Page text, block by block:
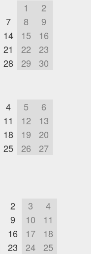
1
2
7 8
9
14 15
16
21 22
23
28 29
30
4 5
6
11 12
13
18 19
20
25 26
27
2 3
4
9 10
11
16 17
18
23 24
25